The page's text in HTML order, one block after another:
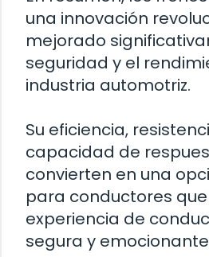
una innovación
mejorado
seguridad y el
industria automotriz.
Su eficiencia,
capacidad de
convierten en una
para conductores
experiencia de
segura y